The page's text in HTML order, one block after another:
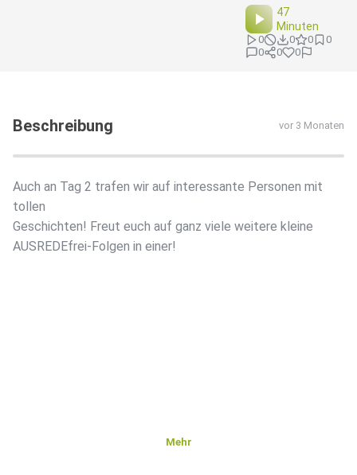
47
Minuten
0 0 0
0
0
0 0
Beschreibung vor 3 Monaten
Auch an Tag 2 trafen wir auf interessante Personen mit
tollen
Geschichten! Freut euch auf ganz viele weitere kleine
AUSREDEfrei-Folgen in einer!
Mehr